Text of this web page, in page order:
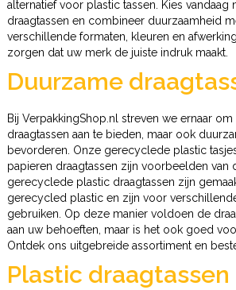
alternatief voor plastic tassen. Kies vandaag
draagtassen en combineer duurzaamheid
verschillende formaten, kleuren en
zorgen dat uw merk de juiste indruk maakt.
Duurzame
Bij VerpakkingShop.nl streven we ernaar
draagtassen aan te bieden, maar ook
bevorderen. Onze gerecyclede plastic
papieren draagtassen zijn voorbeelden van
gerecyclede plastic draagtassen zijn
gerecycled plastic en zijn voor
gebruiken. Op deze manier voldoen de
aan uw behoeften, maar is het ook goed
Ontdek ons uitgebreide assortiment en
Plastic draagtassen